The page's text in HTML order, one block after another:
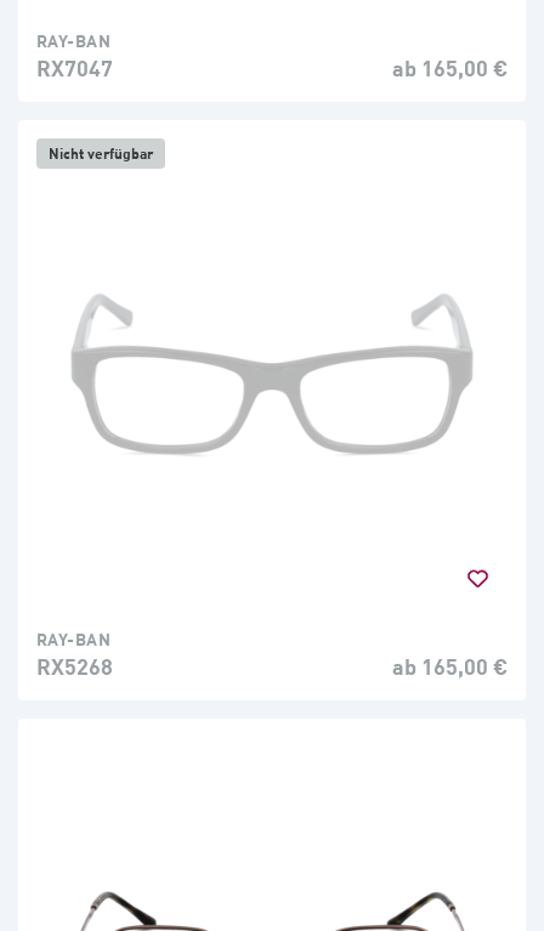
RAY-BAN
RX7047 ab 165,00 €
Nicht verfügbar
RAY-BAN
RX5268 ab 165,00 €